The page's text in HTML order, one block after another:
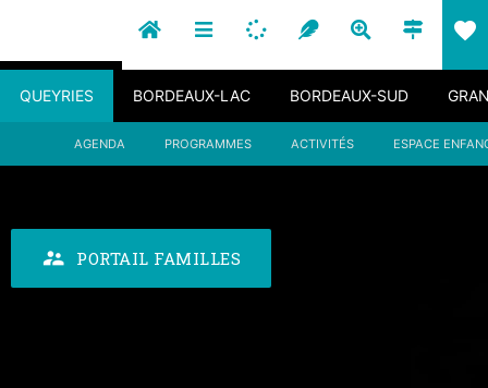
favorite
QUEYRIES BORDEAUX-LAC BORDEAUX-SUD
AGENDA PROGRAMMES ACTIVITÉS ESPACE
supervisor_account PORTAIL FAMILLES